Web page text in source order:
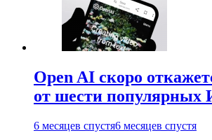
Open AI скоро
от шести популярных
6 месяцев спустя6 месяцев спустя